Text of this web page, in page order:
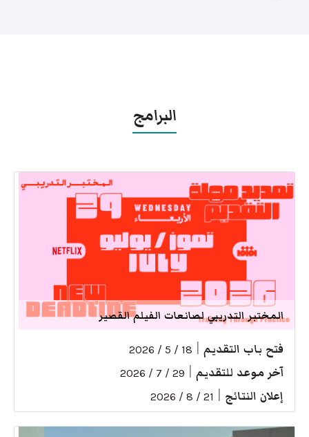
البرامج
المختبر التدريبي لصانعات الفيلم القصير
فتح باب التقديم 18 / 5 / 2026
آخر موعد للتقديم 29 / 7 / 2026
إعلان النتائج 21 / 8 / 2026